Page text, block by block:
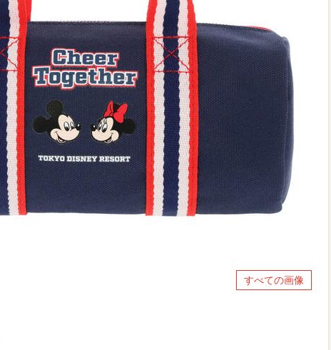
すべての画像